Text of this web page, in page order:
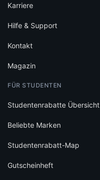
Karriere
Hilfe & Support
Kontakt
Magazin
FÜR STUDENTEN
Studentenrabatte Übersicht
Beliebte Marken
Studentenrabatt-Map
Gutscheinheft